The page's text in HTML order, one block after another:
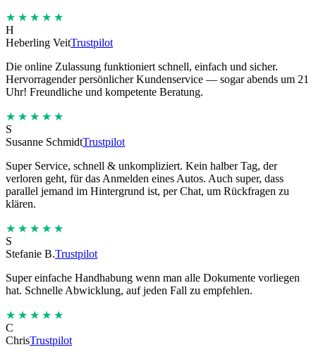
★★★★★
H
Heberling VeitTrustpilot
Die online Zulassung funktioniert schnell, einfach und sicher.
Hervorragender persönlicher Kundenservice — sogar abends um 21
Uhr! Freundliche und kompetente Beratung.
★★★★★
S
Susanne SchmidtTrustpilot
Super Service, schnell & unkompliziert. Kein halber Tag, der
verloren geht, für das Anmelden eines Autos. Auch super, dass
parallel jemand im Hintergrund ist, per Chat, um Rückfragen zu
klären.
★★★★★
S
Stefanie B.Trustpilot
Super einfache Handhabung wenn man alle Dokumente vorliegen
hat. Schnelle Abwicklung, auf jeden Fall zu empfehlen.
★★★★★
C
ChrisTrustpilot